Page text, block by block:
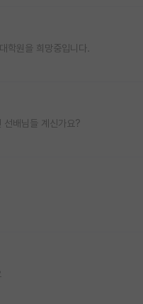
원을 희망중입니다.
선배님들 계신가요?